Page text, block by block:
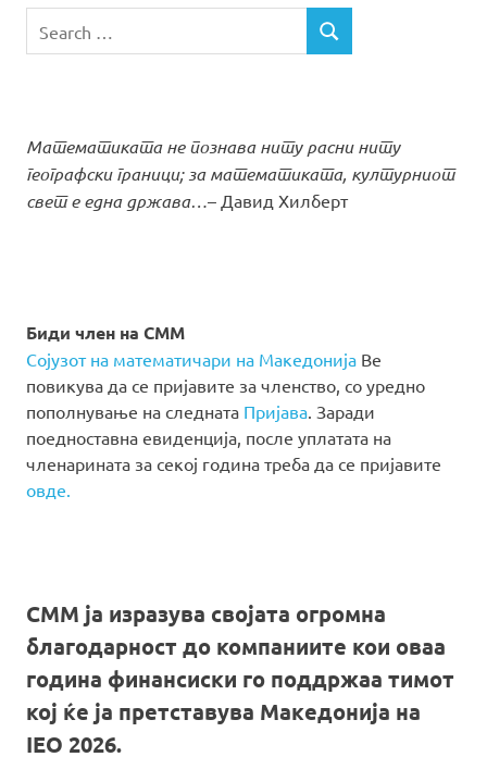
for:
SEARCH
Математиката не познава ниту расни ниту
географски граници; за математиката, културниот
свет е една држава…– Давид Хилберт
Биди член на СММ
Сојузот на математичари на Македонија Ве
повикува да се пријавите за членство, со уредно
пополнување на следната Пријава . Заради
поедноставна евиденција, после уплатата на
членарината за секој година треба да се пријавите
овде.
СММ ја изразува својата огромна
благодарност до компаниите кои оваа
година финансиски го поддржаа тимот
кој ќе ја претставува Македонија на
IEO 2026.